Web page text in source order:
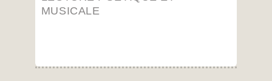
MUSICALE